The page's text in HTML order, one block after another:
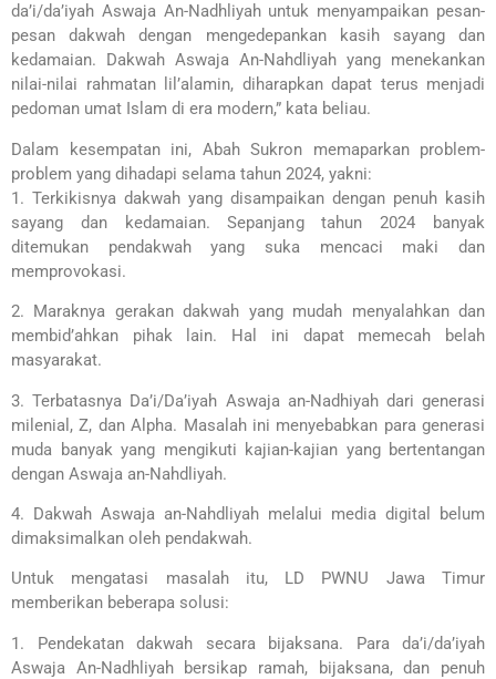
da’i/da’iyah Aswaja An-Nadhliyah untuk menyampaikan pesan-
pesan dakwah dengan mengedepankan kasih sayang dan
kedamaian. Dakwah Aswaja An-Nahdliyah yang menekankan
nilai-nilai rahmatan lil’alamin, diharapkan dapat terus menjadi
pedoman umat Islam di era modern,” kata beliau.
Dalam kesempatan ini, Abah Sukron memaparkan problem-
problem yang dihadapi selama tahun 2024, yakni:
1. Terkikisnya dakwah yang disampaikan dengan penuh kasih
sayang dan kedamaian. Sepanjang tahun 2024 banyak
ditemukan pendakwah yang suka mencaci maki dan
memprovokasi.
2. Maraknya gerakan dakwah yang mudah menyalahkan dan
membid’ahkan pihak lain. Hal ini dapat memecah belah
masyarakat.
3. Terbatasnya Da’i/Da’iyah Aswaja an-Nadhiyah dari generasi
milenial, Z, dan Alpha. Masalah ini menyebabkan para generasi
muda banyak yang mengikuti kajian-kajian yang bertentangan
dengan Aswaja an-Nahdliyah.
4. Dakwah Aswaja an-Nahdliyah melalui media digital belum
dimaksimalkan oleh pendakwah.
Untuk mengatasi masalah itu, LD PWNU Jawa Timur
memberikan beberapa solusi:
1. Pendekatan dakwah secara bijaksana. Para da’i/da’iyah
Aswaja An-Nadhliyah bersikap ramah, bijaksana, dan penuh